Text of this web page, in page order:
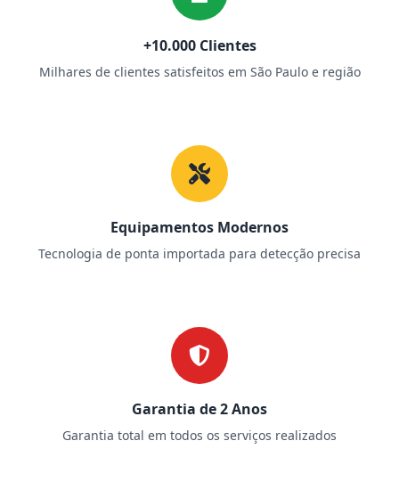
+10.000 Clientes
Milhares de clientes satisfeitos em São Paulo e região
Equipamentos Modernos
Tecnologia de ponta importada para detecção precisa
Garantia de 2 Anos
Garantia total em todos os serviços realizados